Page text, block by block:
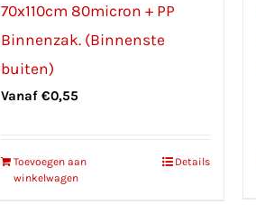
70x110cm 80micron + PP
Binnenzak. (Binnenste
buiten)
Vanaf €0,55
Toevoegen aan
winkelwagen
Details